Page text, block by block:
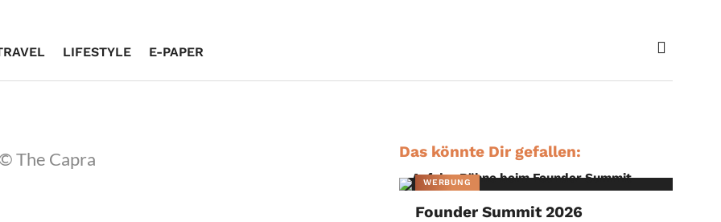
LIFESTYLE E-PAPER
The Capra Das könnte Dir gefallen:
WERBUNG
Founder Summit 2026